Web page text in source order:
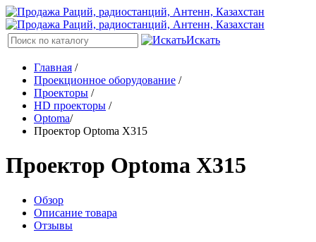
Искать
Главная /
Проекционное оборудование /
Проекторы /
HD проекторы /
Optoma/
Проектор Optoma X315
Проектор Optoma X315
Обзор
Описание товара
Отзывы